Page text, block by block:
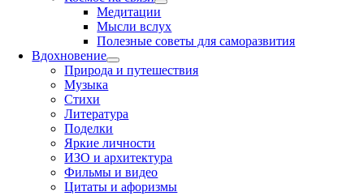
Медитации
Мысли вслух
Полезные советы для саморазвития
Вдохновение
Природа и путешествия
Музыка
Стихи
Литература
Поделки
Яркие личности
ИЗО и архитектура
Фильмы и видео
Цитаты и афоризмы